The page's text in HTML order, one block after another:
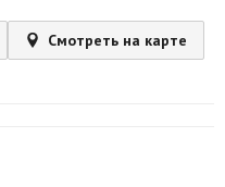
Смотреть на карте